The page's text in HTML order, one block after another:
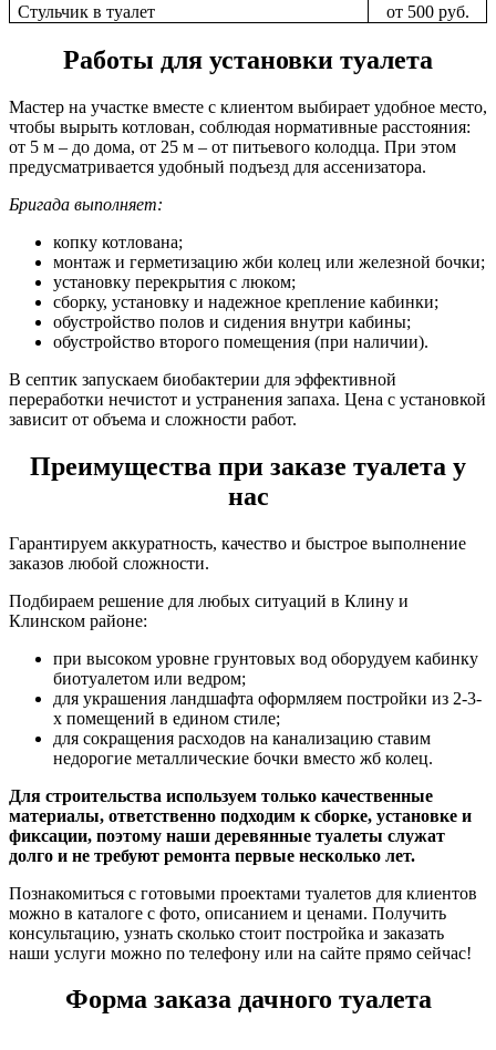
Стульчик в туалет от 500 руб.
Работы для установки туалета
Мастер на участке вместе с клиентом выбирает удобное место,
чтобы вырыть котлован, соблюдая нормативные расстояния:
от 5 м – до дома, от 25 м – от питьевого колодца. При этом
предусматривается удобный подъезд для ассенизатора.
Бригада выполняет:
копку котлована;
монтаж и герметизацию жби колец или железной бочки;
установку перекрытия с люком;
сборку, установку и надежное крепление кабинки;
обустройство полов и сидения внутри кабины;
обустройство второго помещения (при наличии).
В септик запускаем биобактерии для эффективной
переработки нечистот и устранения запаха. Цена с установкой
зависит от объема и сложности работ.
Преимущества при заказе туалета у
нас
Гарантируем аккуратность, качество и быстрое выполнение
заказов любой сложности.
Подбираем решение для любых ситуаций в Клину и
Клинском районе:
при высоком уровне грунтовых вод оборудуем кабинку
биотуалетом или ведром;
для украшения ландшафта оформляем постройки из 2-3-
х помещений в едином стиле;
для сокращения расходов на канализацию ставим
недорогие металлические бочки вместо жб колец.
Для строительства используем только качественные
материалы, ответственно подходим к сборке, установке и
фиксации, поэтому наши деревянные туалеты служат
долго и не требуют ремонта первые несколько лет.
Познакомиться с готовыми проектами туалетов для клиентов
можно в каталоге с фото, описанием и ценами. Получить
консультацию, узнать сколько стоит постройка и заказать
наши услуги можно по телефону или на сайте прямо сейчас!
Форма заказа дачного туалета